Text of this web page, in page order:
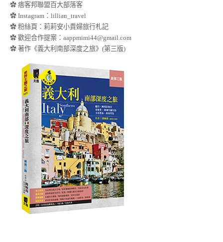
✿ 痞客邦聯盟百大部落客
✿ Instagram：lillian_travel
✿ 粉絲頁：莉莉安小貴婦旅行札記
✿ 歡迎合作提案： aappmimi44@gmail.com
✿ 著作《義大利南部深度之旅》(第三版)